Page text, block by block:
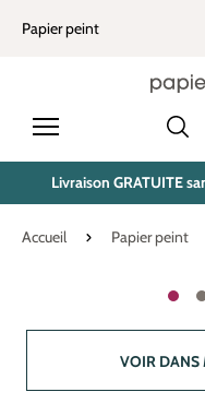
principal
Papier peint
Livraison GRATUITE
Accueil Papier peint
VOIR DANS